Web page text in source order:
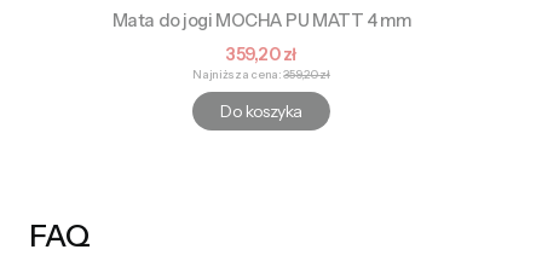
Mata do jogi MOCHA PU MATT 4 mm
Cena promocyjna
359,20 zł
Najniższa cena: 359,20 zł
Do koszyka
FAQ